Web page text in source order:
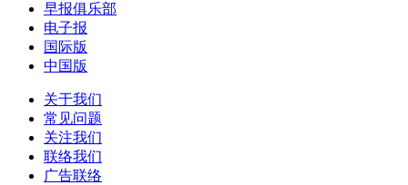
早报俱乐部
电子报
国际版
中国版
关于我们
常见问题
关注我们
联络我们
广告联络